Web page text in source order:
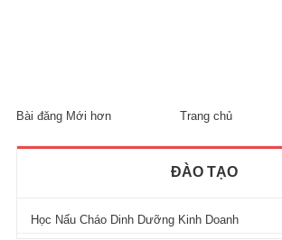
Bài đăng Mới hơn Trang chủ
ĐÀO TẠO
Học Nấu Cháo Dinh Dưỡng Kinh Doanh